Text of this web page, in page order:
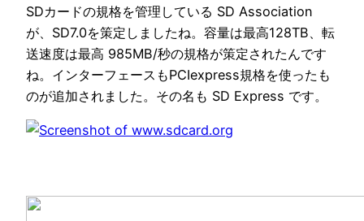
SDカードの規格を管理している SD Association
が、SD7.0を策定しましたね。容量は最高128TB、転
送速度は最高 985MB/秒の規格が策定されたんです
ね。インターフェースもPCIexpress規格を使ったも
のが追加されました。その名も SD Express です。